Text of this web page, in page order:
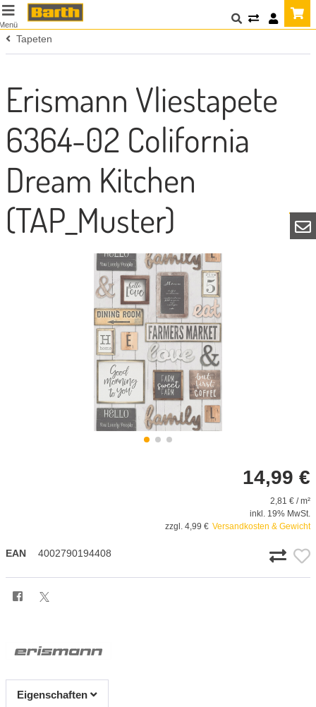
Tapeten
Erismann Vliestapete
6364-02 Colifornia
Dream Kitchen
(TAP_Muster)
14,99 €
2,81 € / m²
inkl. 19% MwSt.
zzgl. 4,99 € Versandkosten & Gewicht
EAN 4002790194408
Eigenschaften